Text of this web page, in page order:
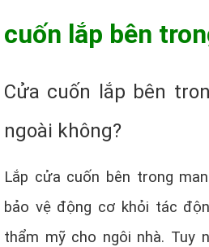
cuốn lắp bên
Cửa cuốn lắp bên
ngoài không?
Lắp cửa cuốn bên trong
bảo vệ động cơ khỏi tác
thẩm mỹ cho ngôi nhà. Tuy